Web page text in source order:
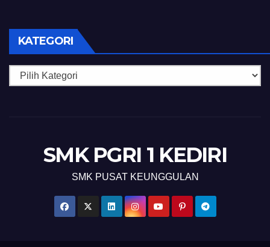
KATEGORI
Kategori
SMK PGRI 1 KEDIRI
SMK PUSAT KEUNGGULAN